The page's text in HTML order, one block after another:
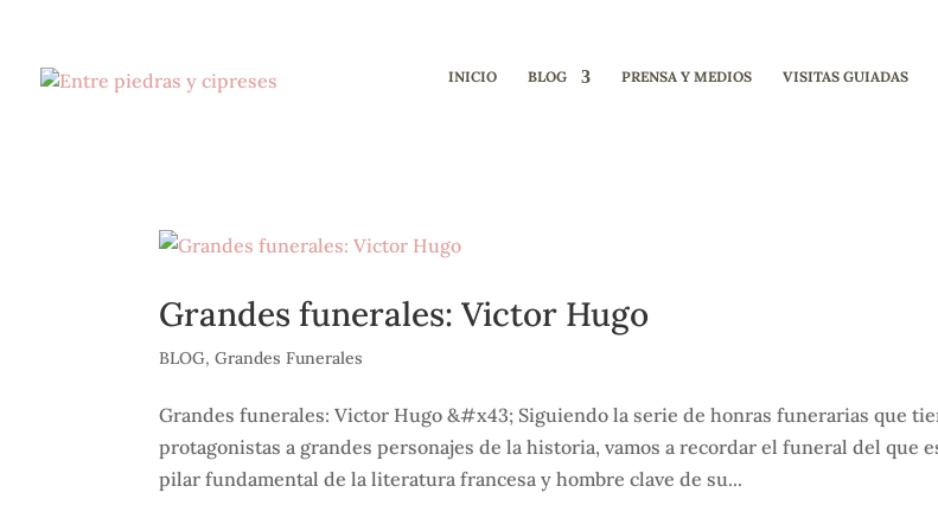
INICIO BLOG PRENSA Y MEDIOS VISITAS GUIADAS
Grandes funerales: Victor Hugo
BLOG,Grandes Funerales
Grandes funerales: Victor Hugo &#x43; Siguiendo la serie de honras funerarias que
protagonistas a grandes personajes de la historia, vamos a recordar el funeral del que
pilar fundamental de la literatura francesa y hombre clave de su...